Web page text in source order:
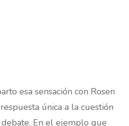
esa sensación con Rosen
única a la cuestión
En el ejemplo que